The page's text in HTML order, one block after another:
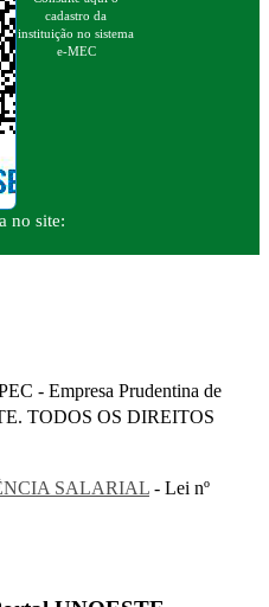
cadastro da
instituição no sistema
e-MEC
no site:
- Empresa Prudentina de
TODOS OS DIREITOS
SALARIAL - Lei nº